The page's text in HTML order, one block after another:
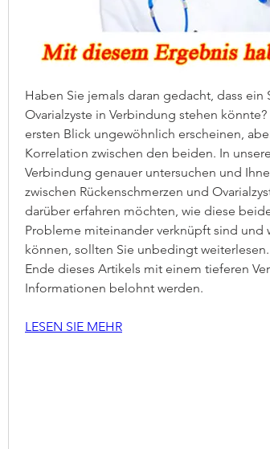
Haben Sie jemals daran gedacht, dass ein
Ovarialzyste in Verbindung stehen
ersten Blick ungewöhnlich erscheinen,
Korrelation zwischen den beiden. In
Verbindung genauer untersuchen und
zwischen Rückenschmerzen und
darüber erfahren möchten, wie diese
Probleme miteinander verknüpft sind und
können, sollten Sie unbedingt
Ende dieses Artikels mit einem tieferen
Informationen belohnt werden.
LESEN SIE MEHR